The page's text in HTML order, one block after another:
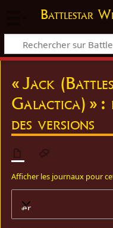
Battlestar
« Jack
Galactica) » :
des versions
Afficher les journaux pour